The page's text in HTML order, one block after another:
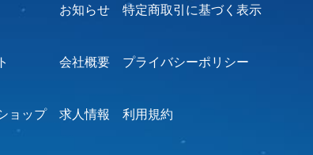
ョップ
お知らせ
会社概要
求人情報
特定商取引に基づく表示
プライバシーポリシー
利用規約